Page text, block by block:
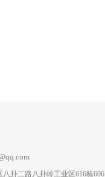
八卦二路八卦岭工业区616栋606